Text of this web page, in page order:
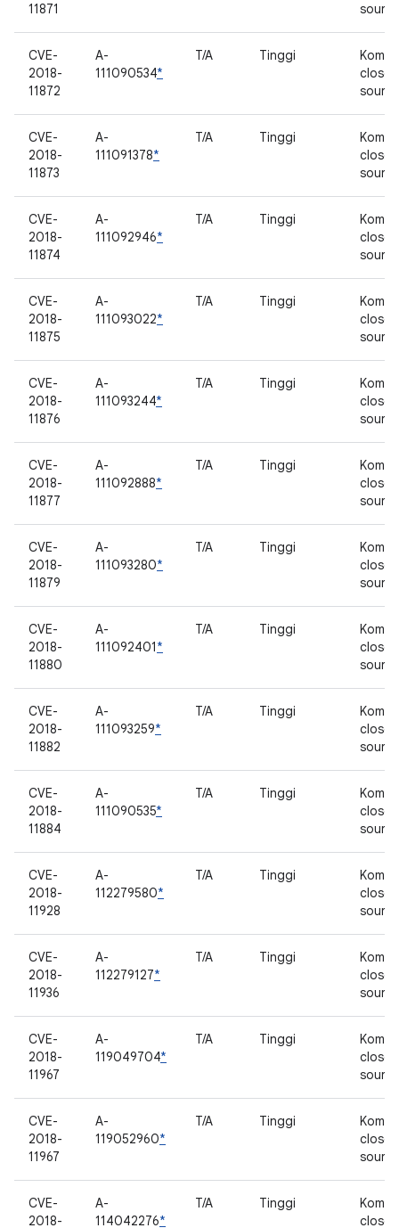
11871
source
CVE-
2018-
11872
A-
111090534*
T/A Tinggi
closed
source
CVE-
2018-
11873
A-
111091378*
T/A Tinggi
closed
source
CVE-
2018-
11874
A-
111092946*
T/A Tinggi
closed
source
CVE-
2018-
11875
A-
111093022*
T/A Tinggi
closed
source
CVE-
2018-
11876
A-
111093244*
T/A Tinggi
closed
source
CVE-
2018-
11877
A-
111092888*
T/A Tinggi
closed
source
CVE-
2018-
11879
A-
111093280*
T/A Tinggi
closed
source
CVE-
2018-
11880
A-
111092401*
T/A Tinggi
closed
source
CVE-
2018-
11882
A-
111093259*
T/A Tinggi
closed
source
CVE-
2018-
11884
A-
111090535*
T/A Tinggi
closed
source
CVE-
2018-
11928
A-
112279580*
T/A Tinggi
closed
source
CVE-
2018-
11936
A-
112279127*
T/A Tinggi
closed
source
CVE-
2018-
11967
A-
119049704*
T/A Tinggi
closed
source
CVE-
2018-
11967
A-
119052960*
T/A Tinggi
closed
source
CVE-
2018-
A-
114042276*
T/A Tinggi
closed